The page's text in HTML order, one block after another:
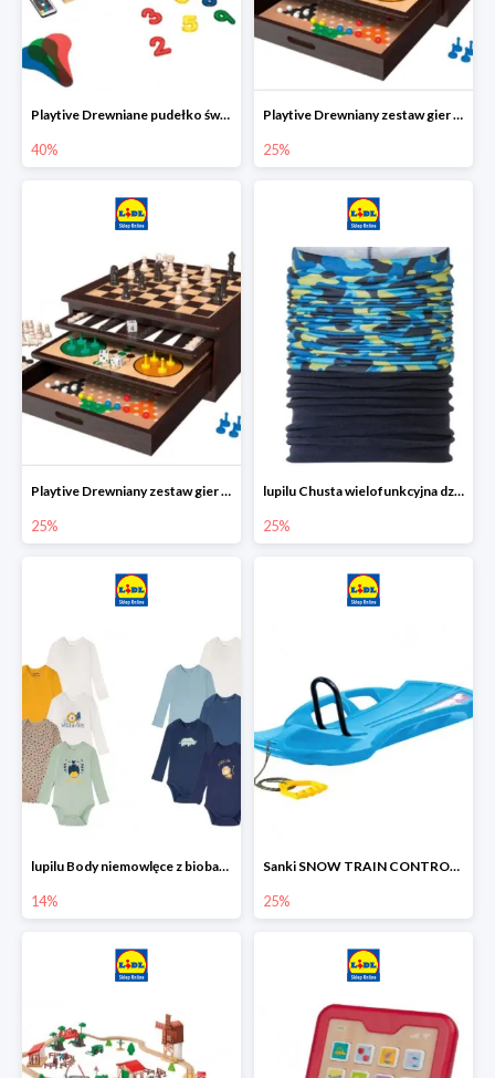
Playtive Drewniane pudełko świetlne MONTESSORI
40%
Playtive Drewniany zestaw gier 10 w 1
25%
Playtive Drewniany zestaw gier 10 w 1
25%
lupilu Chusta wielofunkcyjna dziecięca
25%
lupilu Body niemowlęce z biobawełny
14%
Sanki SNOW TRAIN CONTROL -25%
25%